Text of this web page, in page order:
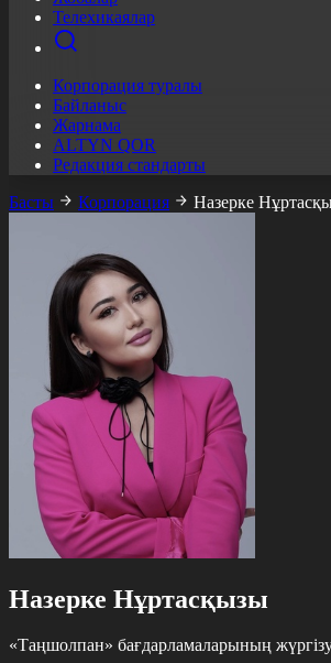
Телехикаялар
Корпорация туралы
Байланыс
Жарнама
ALTYN QOR
Редакция стандарты
Басты
Корпорация Назерке
Назерке Нұртасқызы
«Таңшолпан» бағдарламаларының